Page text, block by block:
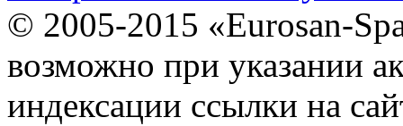
© 2005-2015 «Eurosan-
возможно при указании
индексации ссылки на